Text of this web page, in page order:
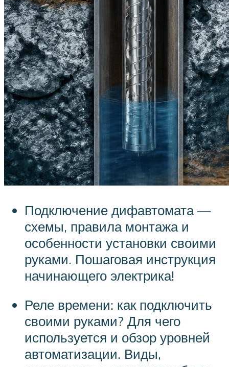
Подключение дифавтомата —
схемы, правила монтажа и
особенности установки своими
руками. Пошаговая инструкция
начинающего электрика!
Реле времени: как подключить
своими руками? Для чего
используется и обзор уровней
автоматизации. Виды,